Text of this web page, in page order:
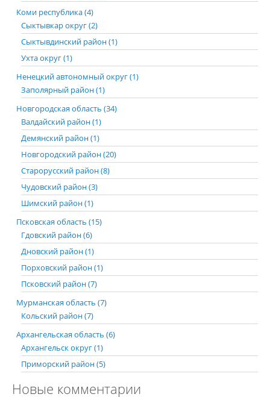
Коми республика (4)
Сыктывкар округ (2)
Сыктывдинский район (1)
Ухта округ (1)
Ненецкий автономный округ (1)
Заполярный район (1)
Новгородская область (34)
Валдайский район (1)
Демянский район (1)
Новгородский район (20)
Старорусский район (8)
Чудовский район (3)
Шимский район (1)
Псковская область (15)
Гдовский район (6)
Дновский район (1)
Порховский район (1)
Псковский район (7)
Мурманская область (7)
Кольский район (7)
Архангельская область (6)
Архангельск округ (1)
Приморский район (5)
Новые комментарии